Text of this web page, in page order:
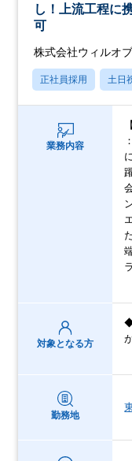
し！上流工程に
可
株式会社ウィルオ
正社員採用 土日
業務内容
対象となる方
勤務地